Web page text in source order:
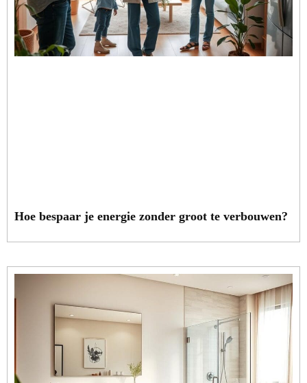
Hoe bespaar je energie zonder groot te verbouwen?